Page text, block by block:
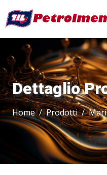
Dettaglio
Home Prodotti